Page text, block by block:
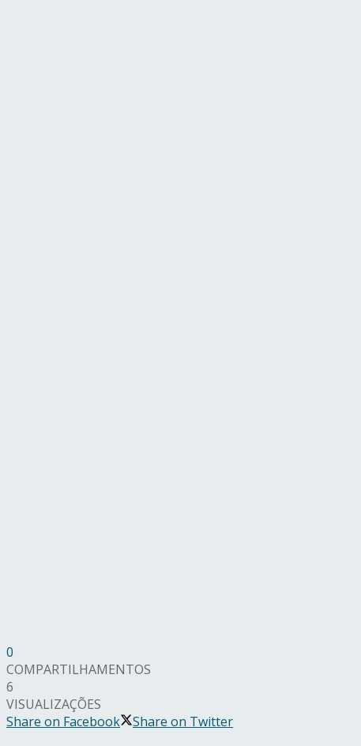
0
COMPARTILHAMENTOS
6
VISUALIZAÇÕES
Share on Facebook
Share on Twitter